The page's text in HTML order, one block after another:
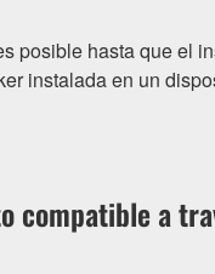
posible hasta que el
instalada en un
a